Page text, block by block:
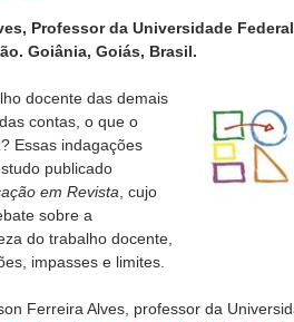
Professor da Universidade
Goiânia, Goiás, Brasil.
docente das demais
contas, o que o
Essas indagações
publicado
em Revista , cujo
sobre a
do trabalho docente,
impasses e limites.
Ferreira Alves, professor da